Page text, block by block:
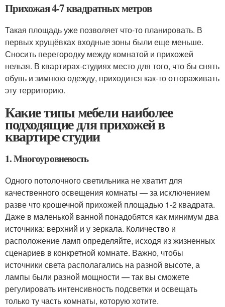
Прихожая 4-7 квадратных метров
Такая площадь уже позволяет что-то планировать. В
первых хрущёвках входные зоны были еще меньше.
Сносить перегородку между комнатой и прихожей
нельзя. В квартирах-студиях место для того, что бы снять
обувь и зимнюю одежду, приходится как-то отгораживать
эту территорию.
Какие типы мебели наиболее
подходящие для прихожей в
квартире студии
1. Многоуровневость
Одного потолочного светильника не хватит для
качественного освещения комнаты — за исключением
разве что крошечной прихожей площадью 1-2 квадрата.
Даже в маленькой ванной понадобятся как минимум два
источника: верхний и у зеркала. Количество и
расположение ламп определяйте, исходя из жизненных
сценариев в конкретной комнате. Важно, чтобы
источники света располагались на разной высоте, а
лампы были разной мощности — так вы сможете
регулировать интенсивность подсветки и освещать
только ту часть комнаты, которую хотите.